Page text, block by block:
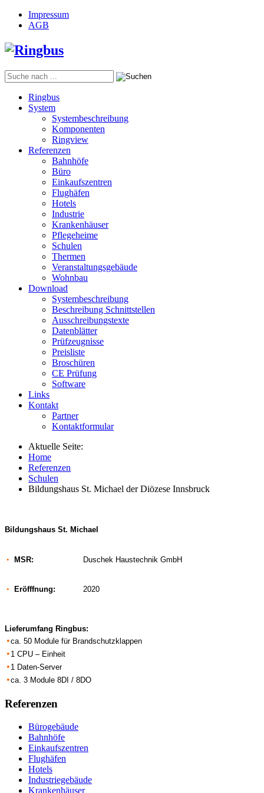
Impressum
AGB
Ringbus
System
Systembeschreibung
Komponenten
Ringview
Referenzen
Bahnhöfe
Büro
Einkaufszentren
Flughäfen
Hotels
Industrie
Krankenhäuser
Pflegeheime
Schulen
Thermen
Veranstaltungsgebäude
Wohnbau
Download
Systembeschreibung
Beschreibung Schnittstellen
Ausschreibungstexte
Datenblätter
Prüfzeugnisse
Preisliste
Broschüren
CE Prüfung
Software
Links
Kontakt
Partner
Kontaktformular
Aktuelle Seite:
Home
Referenzen
Schulen
Bildungshaus St. Michael der Diözese Innsbruck
Bildungshaus St. Michael
• MSR: Duschek Haustechnik GmbH
• Eröfffnung: 2020
Lieferumfang Ringbus:
•
ca. 50 Module für Brandschutzklappen
• 1 CPU – Einheit
• 1 Daten-Server
•ca. 3 Module 8DI / 8DO
Referenzen
Bürogebäude
Bahnhöfe
Einkaufszentren
Flughäfen
Hotels
Industriegebäude
Krankenhäuser